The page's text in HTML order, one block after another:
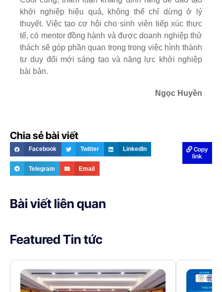
khởi nghiệp hiệu quả, không thể chỉ dừng ở lý
thuyết. Việc tạo cơ hội cho sinh viên tiếp xúc thực
tế, có mentor đồng hành và được doanh nghiệp thử
thách sẽ góp phần quan trọng trong việc hình thành
tư duy đổi mới sáng tạo và năng lực khởi nghiệp
bài bản.
Ngọc Huyền
Chia sẻ bài viết
Facebook Twitter LinkedIn
Telegram Email
Copy
link
Bài viết liên quan
Featured Tin tức